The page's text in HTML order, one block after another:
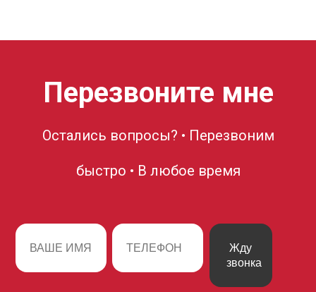
Перезвоните мне
Остались вопросы? • Перезвоним
быстро • В любое время
Жду
звонка